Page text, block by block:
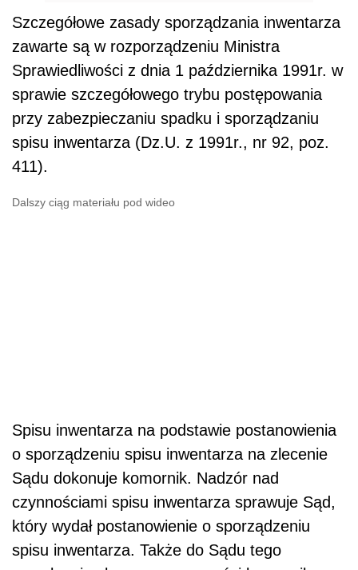
Szczegółowe zasady sporządzania inwentarza
zawarte są w rozporządzeniu Ministra
Sprawiedliwości z dnia 1 października 1991r. w
sprawie szczegółowego trybu postępowania
przy zabezpieczaniu spadku i sporządzaniu
spisu inwentarza (Dz.U. z 1991r., nr 92, poz.
411).
Dalszy ciąg materiału pod wideo
Spisu inwentarza na podstawie postanowienia
o sporządzeniu spisu inwentarza na zlecenie
Sądu dokonuje komornik. Nadzór nad
czynnościami spisu inwentarza sprawuje Sąd,
który wydał postanowienie o sporządzeniu
spisu inwentarza. Także do Sądu tego